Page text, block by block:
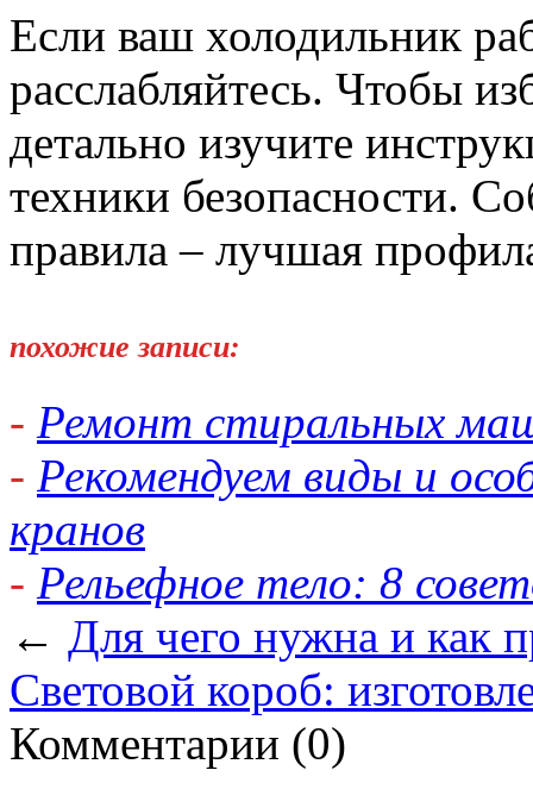
Если ваш холодильник
расслабляйтесь. Чтобы
детально изучите
техники безопасности.
правила – лучшая
похожие записи:
- Ремонт стиральных
- Рекомендуем виды и
кранов
- Рельефное тело: 8
← Для чего нужна и как
Световой короб:
Комментарии (0)